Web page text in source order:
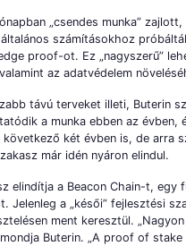
„csendes munka”
számításokhoz
proof-ot. Ez „nagyszerű”
az adatvédelem
távú terveket illeti, Buterin
a munka ebben az évben,
következő két évben is, de arra
már idén nyáron elindul.
elindítja a Beacon Chain-t, egy
Jelenleg a „késői” fejlesztési
ment keresztül.
Buterin. „A proof of stake